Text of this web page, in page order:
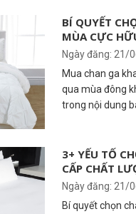
BÍ QUYẾT
MÙA CỰC
Ngày đăng: 21/
Mua chan ga
qua mùa đông
trong nội dung
3+ YẾU TỐ
CẤP CHẤT
Ngày đăng: 21/
Bí quyết chọn